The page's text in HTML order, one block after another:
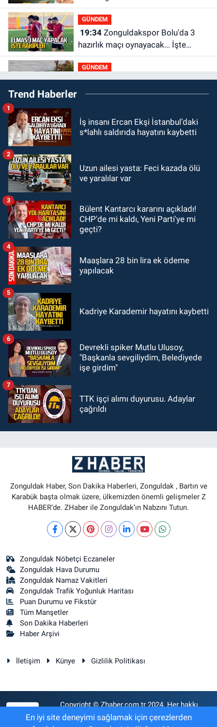
GÜNDEM
19:34Zonguldakspor Bolu'da 3
hazırlık maçı oynayacak... İşte
rakipler...
GÜNDEM
19:27Çaycuma ırmağında görüldü:
Görenler şaşkınlık yaşadı
19:12TMO kabuklu fındık alım
18:52Zonguldak'ta pitbul köpek
GÜNDEM
18:44Zonguldak'ta araç yayaya
çarptı: Ağır yaralanan yaya tedavi
Trend Haberler
İş insanı Ercan Ekşi İstanbul’daki
s*lahlı saldırıda hayatını kaybetti
1
Uzun ailesi yasta: Feci kazada ölü
ve yaralılar var
2
Bülent Kantarcı kararını açıkladı!
CHP'de mi kaldı, Yeni Parti'ye mi
geçti?
3
Maaşlara 28 bin lira ek ödeme
yapılacak
4
Kadriye Karademir hayatını kaybetti
5
Devrekli spiker Mutlu Ulusoy,
"Başkanla sevgiliydim, Belediyede
işe girdim"
6
TTK işçi alımı duyurusu. Adaylar
çağrıldı
7
Zonguldak Haber, Son Dakika Haberleri, Zonguldak , Bartın ve
Karabük başta olmak üzere, ülkemizden önemli gelişmeler Z
HABER’de. ZHaber ile Zonguldak’ın Nabzını Tutun.
Zonguldak Nöbetçi Eczaneler
Zonguldak Hava Durumu
Zonguldak Namaz Vakitleri
Zonguldak Trafik Yoğunluk Haritası
Puan Durumu ve Fikstür
Tüm Manşetler
Son Dakika Haberleri
Haber Arşivi
İletişim Künye Gizlilik Politikası
Copyright © Zhaber.com.tr 2024. Her hakkı
saklıdır.
En iyi site deneyimi sağlamak için çerezlerden